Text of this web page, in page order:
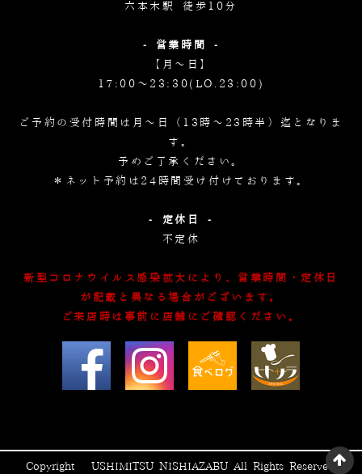
六本木駅 徒歩10分
- 営業時間 -
【月～日】
17:00～23:30(LO.23:00)
ご予約の受付時間は月～日（13時～23時半）迄となりま
す。
予めご了承ください。
＊ネット予約は24時間受け付けております。
- 定休日 -
不定休
新型コロナウイルス感染拡大により、営業時間・定休日
が記載と異なる場合がございます。
ご来店時は事前に店舗にご確認ください。
Copyright © USHIMITSU NISHIAZABU All Rights Reserved.